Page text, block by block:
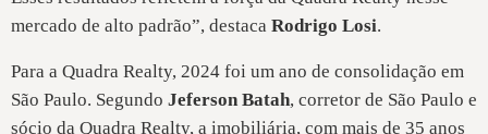
mercado de alto padrão”, destaca Rodrigo Losi.
Para a Quadra Realty, 2024 foi um ano de consolidação em
São Paulo. Segundo Jeferson Batah, corretor de São Paulo e
sócio da Quadra Realty, a imobiliária, com mais de 35 anos